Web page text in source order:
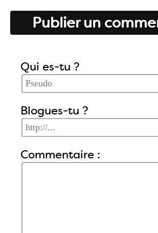
Publier un
Qui es-tu ?
Blogues-tu ?
Commentaire :